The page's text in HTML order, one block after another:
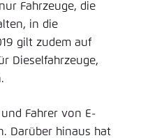
Fahrzeuge, die
in die
gilt zudem auf
Dieselfahrzeuge,
Fahrer von E-
Darüber hinaus hat